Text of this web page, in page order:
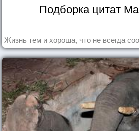
Подборка цитат
Жизнь тем и хороша, что не всегда